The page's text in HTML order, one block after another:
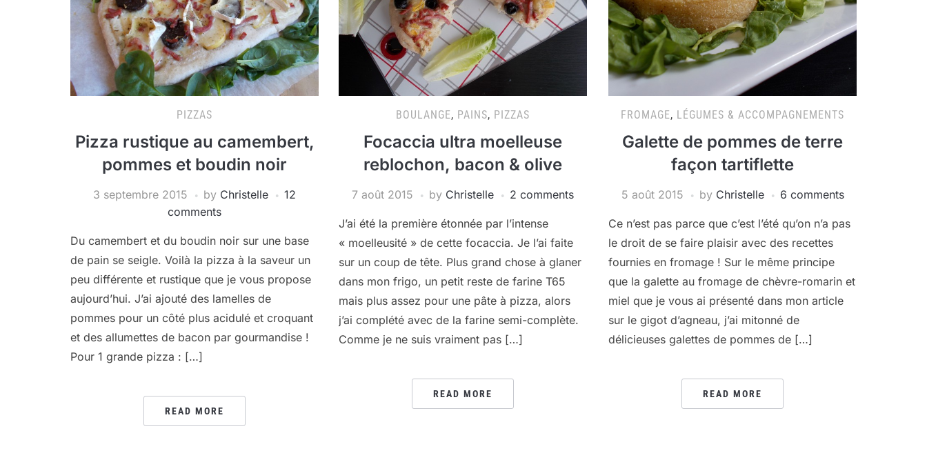
PIZZAS
Pizza rustique au camembert,
pommes et boudin noir
3 septembre 2015 by Christelle
12
comments
Du camembert et du boudin noir sur une base
de pain se seigle. Voilà la pizza à la saveur un
peu différente et rustique que je vous propose
aujourd’hui. J’ai ajouté des lamelles de
pommes pour un côté plus acidulé et croquant
et des allumettes de bacon par gourmandise !
Pour 1 grande pizza : […]
READ MORE
BOULANGE, PAINS, PIZZAS
Focaccia ultra moelleuse
reblochon, bacon & olive
7 août 2015 by Christelle 2 comments
J’ai été la première étonnée par l’intense
« moelleusité » de cette focaccia. Je l’ai faite
sur un coup de tête. Plus grand chose à glaner
dans mon frigo, un petit reste de farine T65
mais plus assez pour une pâte à pizza, alors
j’ai complété avec de la farine semi-complète.
Comme je ne suis vraiment pas […]
READ MORE
FROMAGE, LÉGUMES & ACCOMPAGNEMENTS
Galette de pommes de terre
façon tartiflette
5 août 2015 by Christelle 6 comments
Ce n’est pas parce que c’est l’été qu’on n’a pas
le droit de se faire plaisir avec des recettes
fournies en fromage ! Sur le même principe
que la galette au fromage de chèvre-romarin et
miel que je vous ai présenté dans mon article
sur le gigot d’agneau, j’ai mitonné de
délicieuses galettes de pommes de […]
READ MORE